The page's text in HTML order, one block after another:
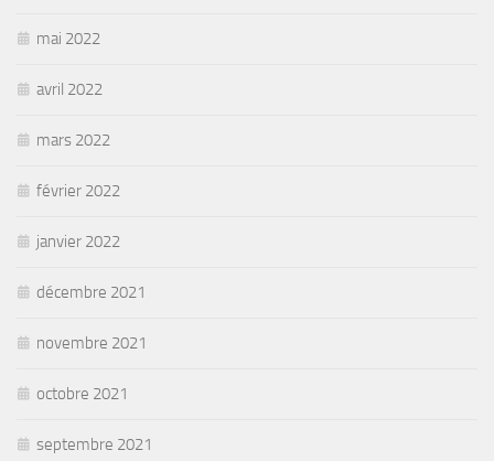
mai 2022
avril 2022
mars 2022
février 2022
janvier 2022
décembre 2021
novembre 2021
octobre 2021
septembre 2021